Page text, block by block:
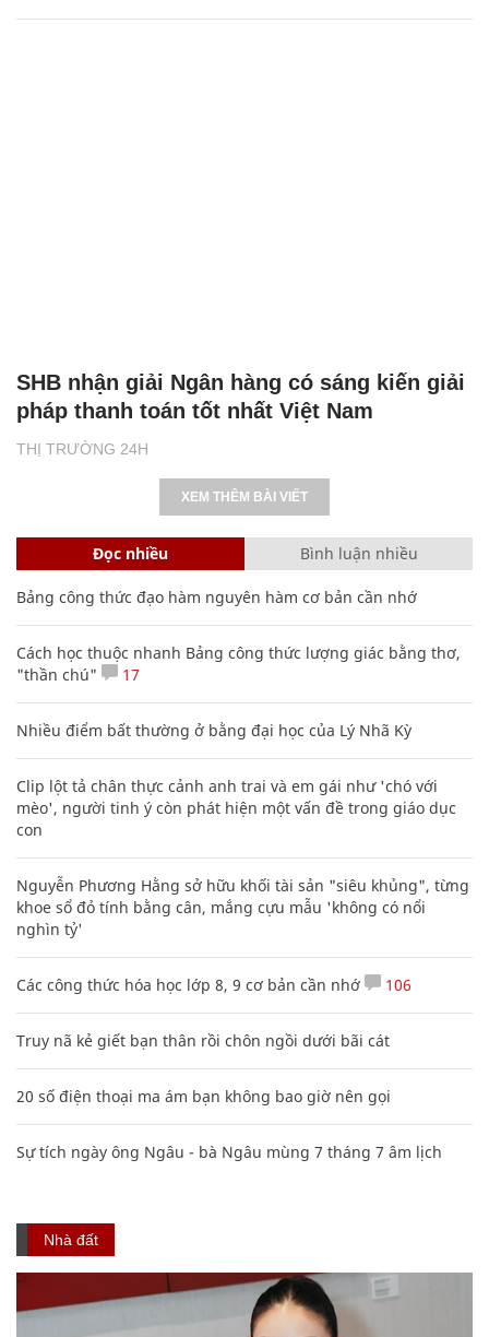
THỊ TRƯỜNG 24H
SHB nhận giải Ngân hàng có sáng kiến giải
pháp thanh toán tốt nhất Việt Nam
XEM THÊM BÀI VIẾT
Đọc nhiều Bình luận nhiều
Bảng công thức đạo hàm nguyên hàm cơ bản cần nhớ
Cách học thuộc nhanh Bảng công thức lượng giác bằng thơ,
"thần chú"
17
Nhiều điểm bất thường ở bằng đại học của Lý Nhã Kỳ
Clip lột tả chân thực cảnh anh trai và em gái như 'chó với
mèo', người tinh ý còn phát hiện một vấn đề trong giáo dục
con
Nguyễn Phương Hằng sở hữu khối tài sản "siêu khủng", từng
khoe sổ đỏ tính bằng cân, mắng cựu mẫu 'không có nổi
nghìn tỷ'
Các công thức hóa học lớp 8, 9 cơ bản cần nhớ 106
Truy nã kẻ giết bạn thân rồi chôn ngồi dưới bãi cát
20 số điện thoại ma ám bạn không bao giờ nên gọi
Sự tích ngày ông Ngâu - bà Ngâu mùng 7 tháng 7 âm lịch
Nhà đất